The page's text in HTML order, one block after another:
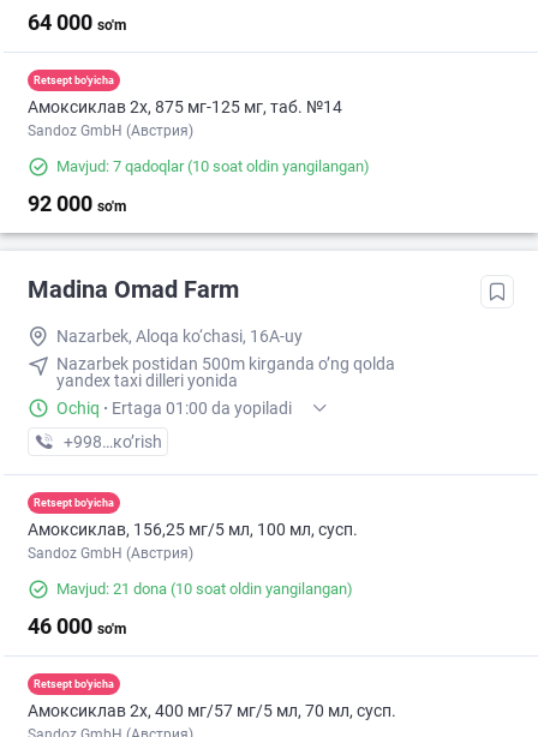
64 000 so'm
Retsept bo'yicha
Амоксиклав 2х, 875 мг-125 мг, таб. №14
Sandoz GmbH (Австрия)
Mavjud: 7 qadoqlar(10 soat oldin yangilangan)
92 000 so'm
Madina Omad Farm
Nazarbek, Aloqa ko‘chasi, 16A-uy
Nazarbek postidan 500m kirganda o’ng qolda
yandex taxi dilleri yonida
Ochiq · Ertaga 01:00 da yopiladi
+998 (97) XXX-XX-XX
кo’rish
Retsept bo'yicha
Амоксиклав, 156,25 мг/5 мл, 100 мл, сусп.
Sandoz GmbH (Австрия)
Mavjud: 21 dona (10 soat oldin yangilangan)
46 000 so'm
Retsept bo'yicha
Амоксиклав 2х, 400 мг/57 мг/5 мл, 70 мл, сусп.